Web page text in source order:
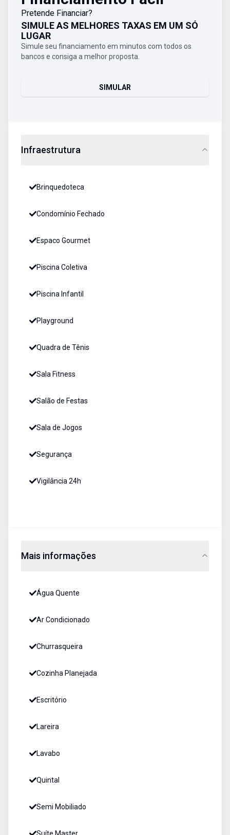
Pretende Financiar?
SIMULE AS MELHORES TAXAS EM UM SÓ
LUGAR
Simule seu financiamento em minutos com todos os
bancos e consiga a melhor proposta.
SIMULAR
Infraestrutura
Brinquedoteca
Condomínio Fechado
Espaco Gourmet
Piscina Coletiva
Piscina Infantil
Playground
Quadra de Tênis
Sala Fitness
Salão de Festas
Sala de Jogos
Segurança
Vigilância 24h
Mais informações
Água Quente
Ar Condicionado
Churrasqueira
Cozinha Planejada
Escritório
Lareira
Lavabo
Quintal
Semi Mobiliado